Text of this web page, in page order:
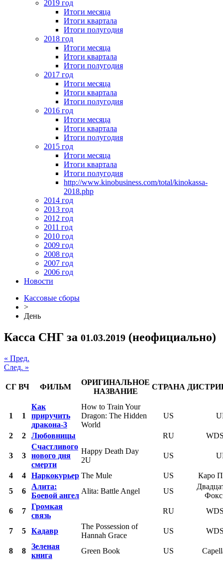
2019 год
Итоги месяца
Итоги квартала
Итоги полугодия
2018 год
Итоги месяца
Итоги квартала
Итоги полугодия
2017 год
Итоги месяца
Итоги квартала
Итоги полугодия
2016 год
Итоги месяца
Итоги квартала
Итоги полугодия
2015 год
Итоги месяца
Итоги квартала
Итоги полугодия
http://www.kinobusiness.com/total/kinokassa-
2018.php
2014 год
2013 год
2012 год
2011 год
2010 год
2009 год
2008 год
2007 год
2006 год
Новости
Кассовые сборы
>
День
Касса СНГ за 01.03.2019 (неофициально)
« Пред.
След. »
СГ ВЧ ФИЛЬМ
ОРИГИНАЛЬНОЕ
НАЗВАНИЕ
СТРАНА
1 1
Как
приручить
дракона-3
How to Train Your
Dragon: The Hidden
World
US
2 2 Любовницы RU
3 3
Счастливого
нового дня
смерти
Happy Death Day
2U
US
4 4 Наркокурьер The Mule US
Каро
5
6
Алита:
Боевой ангел
Alita: Battle Angel US
6
7
Громкая
связь
RU
7 5 Кадавр
The Possession of
Hannah Grace
US
8 8
Зеленая
книга
Green Book US